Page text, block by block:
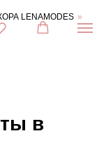
LENAMODES »
в